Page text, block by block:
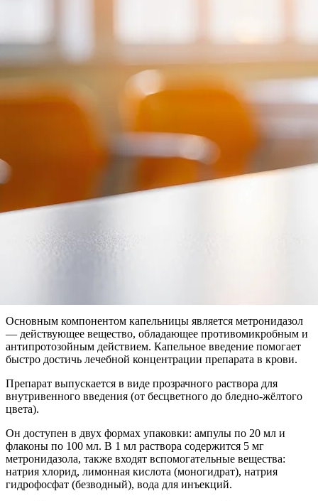
Основным компонентом капельницы является метронидазол
— действующее вещество, обладающее противомикробным и
антипротозойным действием. Капельное введение помогает
быстро достичь лечебной концентрации препарата в крови.
Препарат выпускается в виде прозрачного раствора для
внутривенного введения (от бесцветного до бледно-жёлтого
цвета).
Он доступен в двух формах упаковки: ампулы по 20 мл и
флаконы по 100 мл. В 1 мл раствора содержится 5 мг
метронидазола, также входят вспомогательные вещества:
натрия хлорид, лимонная кислота (моногидрат), натрия
гидрофосфат (безводный), вода для инъекций.